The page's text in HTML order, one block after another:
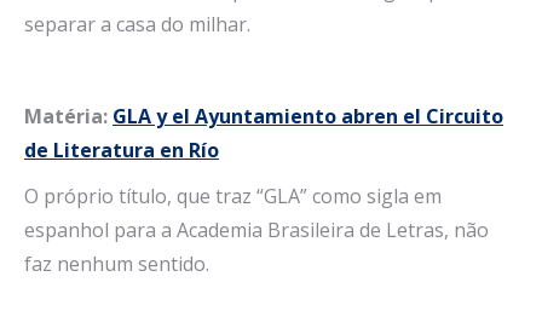
separar a casa do milhar.
Matéria: GLA y el Ayuntamiento abren el Circuito
de Literatura en Río
O próprio título, que traz “GLA” como sigla em
espanhol para a Academia Brasileira de Letras, não
faz nenhum sentido.